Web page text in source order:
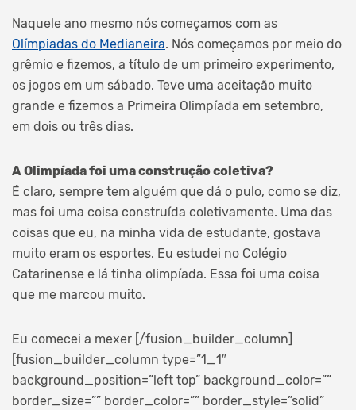
Naquele ano mesmo nós começamos com as
Olímpiadas do Medianeira. Nós começamos por meio do
grêmio e fizemos, a título de um primeiro experimento,
os jogos em um sábado. Teve uma aceitação muito
grande e fizemos a Primeira Olimpíada em setembro,
em dois ou três dias.
A Olimpíada foi uma construção coletiva?
É claro, sempre tem alguém que dá o pulo, como se diz,
mas foi uma coisa construída coletivamente. Uma das
coisas que eu, na minha vida de estudante, gostava
muito eram os esportes. Eu estudei no Colégio
Catarinense e lá tinha olimpíada. Essa foi uma coisa
que me marcou muito.
Eu comecei a mexer [/fusion_builder_column]
[fusion_builder_column type=”1_1″
background_position=”left top” background_color=””
border_size=”” border_color=”” border_style=”solid”